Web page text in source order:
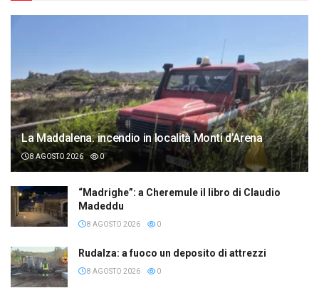
La Maddalena: incendio in località Monti d’Arena
8 AGOSTO 2026 0
“Madrighe”: a Cheremule il libro di Claudio
Madeddu
8 AGOSTO 2026 0
Rudalza: a fuoco un deposito di attrezzi
8 AGOSTO 2026 0